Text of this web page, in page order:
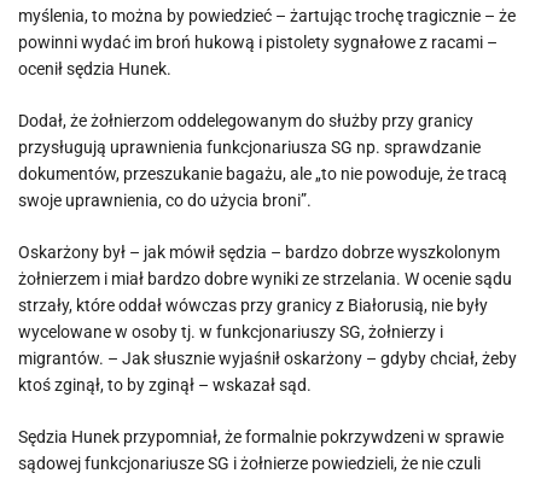
myślenia, to można by powiedzieć – żartując trochę tragicznie – że
powinni wydać im broń hukową i pistolety sygnałowe z racami –
ocenił sędzia Hunek.
Dodał, że żołnierzom oddelegowanym do służby przy granicy
przysługują uprawnienia funkcjonariusza SG np. sprawdzanie
dokumentów, przeszukanie bagażu, ale „to nie powoduje, że tracą
swoje uprawnienia, co do użycia broni”.
Oskarżony był – jak mówił sędzia – bardzo dobrze wyszkolonym
żołnierzem i miał bardzo dobre wyniki ze strzelania. W ocenie sądu
strzały, które oddał wówczas przy granicy z Białorusią, nie były
wycelowane w osoby tj. w funkcjonariuszy SG, żołnierzy i
migrantów. – Jak słusznie wyjaśnił oskarżony – gdyby chciał, żeby
ktoś zginął, to by zginął – wskazał sąd.
Sędzia Hunek przypomniał, że formalnie pokrzywdzeni w sprawie
sądowej funkcjonariusze SG i żołnierze powiedzieli, że nie czuli